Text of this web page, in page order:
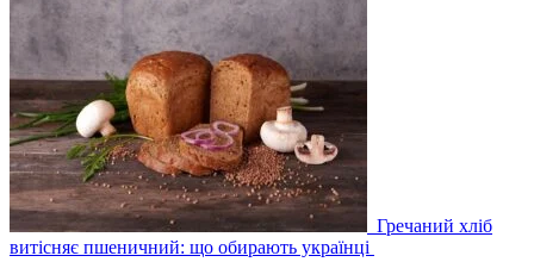
Гречаний хліб
витісняє пшеничний: що обирають українці